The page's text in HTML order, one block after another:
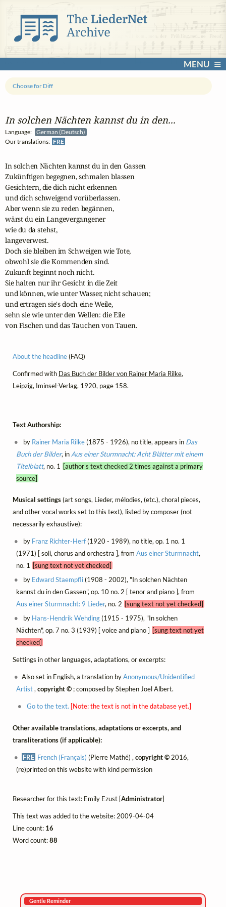
MENU
In solchen Nächten kannst du in den...
Language:
German (Deutsch)
Our translations: FRE
Choose for Diff
In solchen Nächten kannst du in den Gassen
Zukünftigen begegnen, schmalen blassen
Gesichtern, die dich nicht erkennen
und dich schweigend vorüberlassen.
Aber wenn sie zu reden begännen,
wärst du ein Langevergangener
wie du da stehst,
langeverwest.
Doch sie bleiben im Schweigen wie Tote,
obwohl sie die Kommenden sind.
Zukunft beginnt noch nicht.
Sie halten nur ihr Gesicht in die Zeit
und können, wie unter Wasser, nicht schauen;
und ertragen sie's doch eine Weile,
sehn sie wie unter den Wellen: die Eile
von Fischen und das Tauchen von Tauen.
About the headline(FAQ)
Confirmed with Das Buch der Bilder von Rainer Maria Rilke,
Leipzig, Iminsel-Verlag, 1920, page 158.
Text Authorship:
by Rainer Maria Rilke(1875 - 1926), no title, appears in Das
Buch der Bilder, in Aus einer Sturmnacht: Acht Blätter mit einem
Titelblatt, no. 1
[author's text checked 2 times against a primary
source]
Musical settings(art songs, Lieder, mélodies, (etc.), choral pieces,
and other vocal works set to this text), listed by composer (not
necessarily exhaustive):
by Franz Richter-Herf(1920 - 1989), no title, op. 1 no. 1
(1971) [ soli, chorus and orchestra ], from Aus einer Sturmnacht,
no. 1
[sung text not yet checked]
by Edward Staempfli(1908 - 2002), "In solchen Nächten
kannst du in den Gassen", op. 10 no. 2 [ tenor and piano ], from
Aus einer Sturmnacht: 9 Lieder, no. 2 [sung text not yet checked]
by Hans-Hendrik Wehding(1915 - 1975), "In solchen
Nächten", op. 7 no. 3 (1939) [ voice and piano ] [sung text not yet
checked]
Settings in other languages, adaptations, or excerpts:
Also set in English, a translation byAnonymous/Unidentified
Artist,copyright ©; composed by Stephen Joel Albert.
Go to the text. [Note: the text is not in the database yet.]
Other available translations, adaptations or excerpts, and
transliterations (if applicable):
FRE French (Français) (Pierre Mathé) ,copyright © 2016,
(re)printed on this website with kind permission
Researcher for this text: Emily Ezust [Administrator]
This text was added to the website: 2009-04-04
Line count: 16
Word count:88
Gentle Reminder